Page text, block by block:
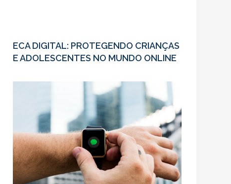
ECA DIGITAL: PROTEGENDO CRIANÇAS
E ADOLESCENTES NO MUNDO ONLINE